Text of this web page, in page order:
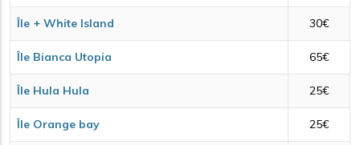
Île + White Island 30€
Île Bianca Utopia 65€
Île Hula Hula 25€
Île Orange bay 25€